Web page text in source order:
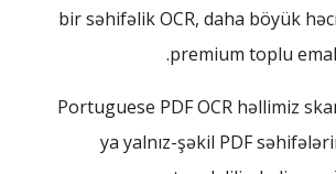
bir səhifəlik OCR, daha böyük
premium toplu
Portuguese PDF OCR həllimiz
ya yalnız-şəkil PDF